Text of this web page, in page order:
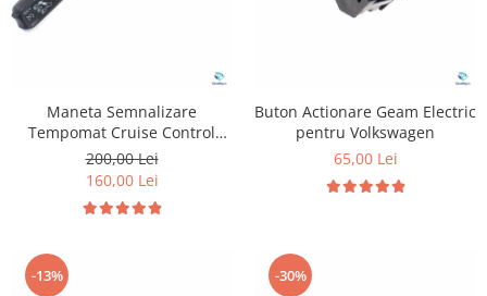
Maneta Semnalizare
Tempomat Cruise Control
pentru Volkswagen Seat
Skoda
200,00 Lei
160,00 Lei
Buton Actionare Geam Electric
pentru Volkswagen
65,00 Lei
-13% -30%